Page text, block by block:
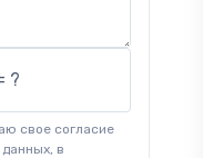
?
свое согласие
в